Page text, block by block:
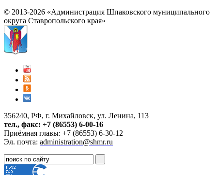
© 2013-2026 «Администрация Шпаковского муниципального
округа Ставропольского края»
356240, РФ, г. Михайловск, ул. Ленина, 113
тел., факс: +7 (86553) 6-00-16
Приёмная главы: +7 (86553) 6-30-12
Эл. почта: administration@shmr.ru